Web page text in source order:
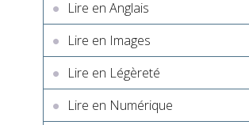
Lire en Anglais
Lire en Images
Lire en Légèreté
Lire en Numérique